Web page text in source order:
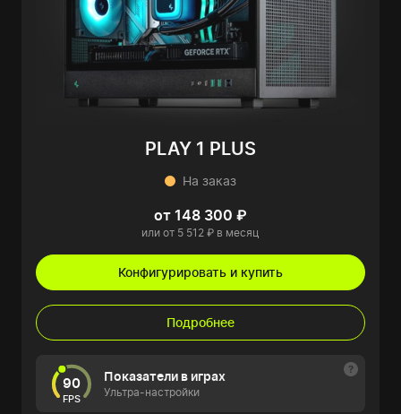
PLAY 1 PLUS
На заказ
от 148 300 ₽
или от 5 512 ₽ в месяц
Конфигурировать и купить
Подробнее
90
FPS
Показатели в играх
Ультра-настройки